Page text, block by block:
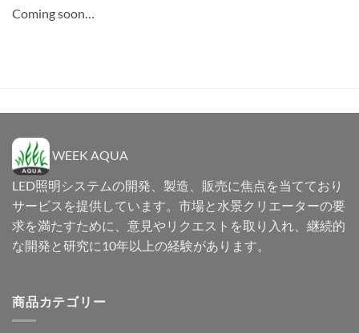
Coming soon…
WEEK AQUA
LED照明システムの開発、製造、販売に焦点を当てており
サービスを提供しています。市場と水景クリエーターの要
求を満たすために、意見やリクエストを取り入れ、継続的
な開発と研究に10年以上の経験があります。
商品カテゴリー